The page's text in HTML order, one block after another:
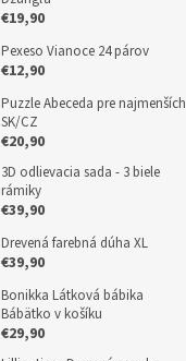
€19,90
Pexeso Vianoce 24 párov
€12,90
Puzzle Abeceda pre najmenších
SK/CZ
€20,90
3D odlievacia sada - 3 biele
rámiky
€39,90
Drevená farebná dúha XL
€39,90
Bonikka Látková bábika
Bábätko v košíku
€29,90